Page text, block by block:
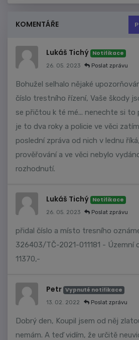
KOMENTÁŘE
Lukáš Tichý Notifikace
26. 05. 2023 Poslat zprávu
Bohužel selhalo nějaké
číslo trestního řízení, Vaše škody
se přičtou k té mé... nenechte si to
je to dva roky a policie ve věci
poslední zpráva od nich v lednu
prověřování a ve věci nebylo
rozhodnutí.
Lukáš Tichý Notifikace
26. 05. 2023 Poslat zprávu
přidal číslo a místo tresního
326403/TČ-2021-011181 - Územní
11370,-
Petr Vypnuté notifikace
13. 02. 2022 Poslat zprávu
Dobrý den, Koupil jsem od něj
nemám. A teď vidím, že určitě